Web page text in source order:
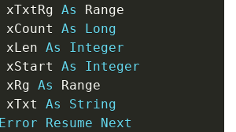
xTxtRg As Range
xCount As
Long
xLen As
Integer
xStart As
Integer
xRg As Range
xTxt As
String
Error Resume
Next